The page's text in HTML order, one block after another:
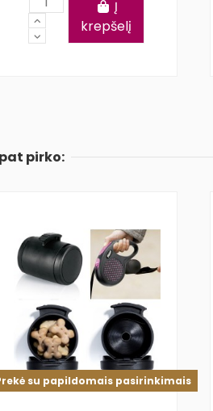
Į
krepšelį
pirko:
su papildomais pasirinkimais